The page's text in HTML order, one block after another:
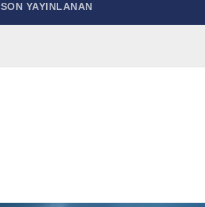
SON YAYINLANAN